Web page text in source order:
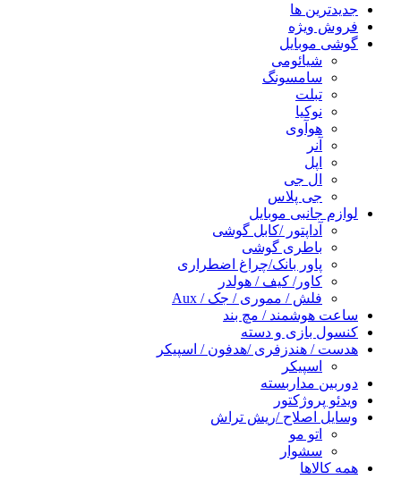
جدیدترین ها
فروش ویژه
گوشی موبایل
شیائومی
سامسونگ
تبلت
نوکیا
هوآوی
آنر
اپل
ال جی
جی پلاس
لوازم جانبی موبایل
آداپتور /کابل گوشی
باطری گوشی
پاور بانک/چراغ اضطراری
کاور/ کیف / هولدر
فلش / مموری / جک / Aux
ساعت هوشمند / مچ بند
کنسول بازی و دسته
هدست / هندزفری /هدفون / اسپیکر
اسپیکر
دوربین مداربسته
ویدئو پروژکتور
وسایل اصلاح /ریش تراش
اتو مو
سشوار
همه کالاها